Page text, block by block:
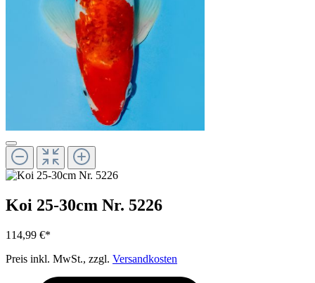
Koi 25-30cm Nr. 5226
114,99 €*
Preis inkl. MwSt., zzgl. Versandkosten